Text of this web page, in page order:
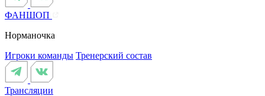
ФАНШОП
Норманочка
Игроки команды Тренерский состав
Трансляции